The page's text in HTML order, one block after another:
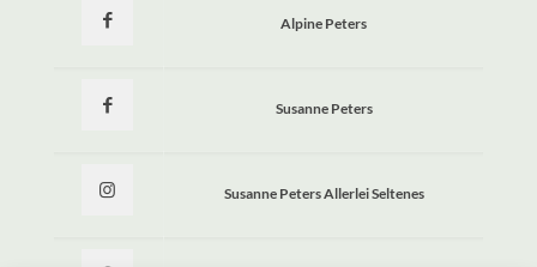
Alpine Peters
Susanne Peters
Susanne Peters Allerlei Seltenes